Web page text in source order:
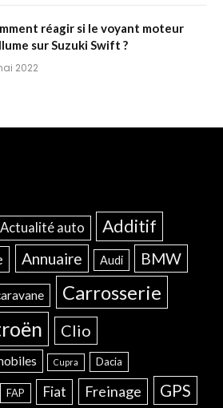
réagir si le voyant moteur
sur Suzuki Swift ?
2022
Actualité auto Additif
Annuaire Audi BMW
Carrosserie
Clio
Cupra Dacia
FAP Fiat Freinage GPS